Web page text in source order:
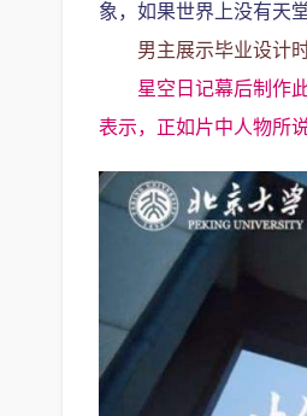
象，如果世界上没有天
男主展示毕业设计
星空日记幕后制作
表示，正如片中人物所